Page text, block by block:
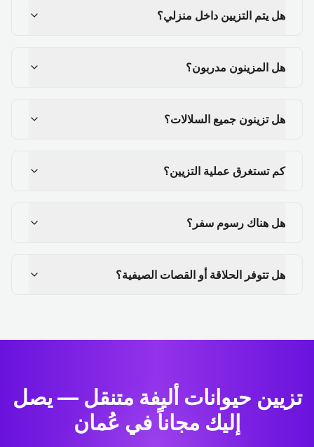
هل يتم التزيين داخل منزلي؟
هل المزينون مدربون؟
هل تزينون جميع السلالات؟
كم تستغرق عملية التزيين؟
هل هناك رسوم سفر؟
هل تتوفر الحلاقة أو القصات الصيفية؟
تزيين حيوانات أليفة متنقل — يصل
إليك مجاناً في عُمان